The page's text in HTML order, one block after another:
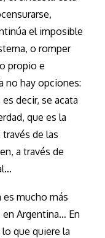
el imposible
o romper
propio e
no hay opciones:
decir, se acata
que es la
de las
a través de
es mucho más
Argentina… En
que quiere la